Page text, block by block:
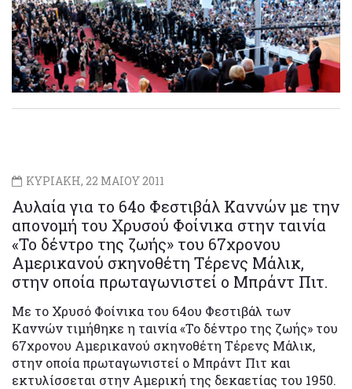
ΚΥΡΙΑΚΗ, 22 ΜΑΙΟΥ 2011
Αυλαία για το 64ο Φεστιβάλ Καννών με την
απονομή του Χρυσού Φοίνικα στην ταινία
«Το δέντρο της ζωής» του 67χρονου
Αμερικανού σκηνοθέτη Τέρενς Μάλικ,
στην οποία πρωταγωνιστεί ο Μπράντ Πιτ.
Με το Χρυσό Φοίνικα του 64ου Φεστιβάλ των
Καννών τιμήθηκε η ταινία «Το δέντρο της ζωής» του
67χρονου Αμερικανού σκηνοθέτη Τέρενς Μάλικ,
στην οποία πρωταγωνιστεί ο Μπράντ Πιτ και
εκτυλίσσεται στην Αμερική της δεκαετίας του 1950.